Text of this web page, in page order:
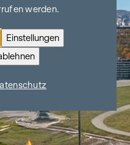
werden.
Einstellungen